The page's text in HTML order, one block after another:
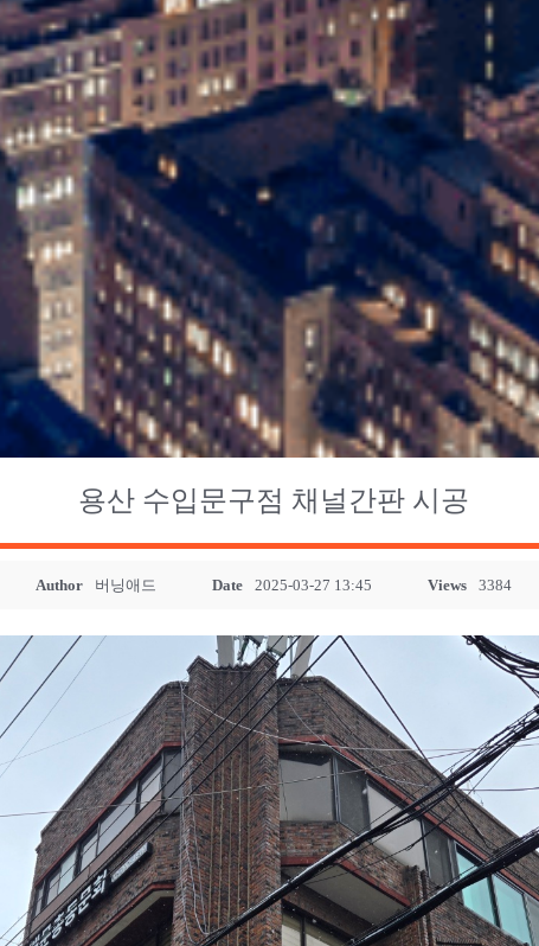
용산 수입문구점 채널간판 시공
Author 버닝애드 Date 2025-03-27 13:45 Views 3384